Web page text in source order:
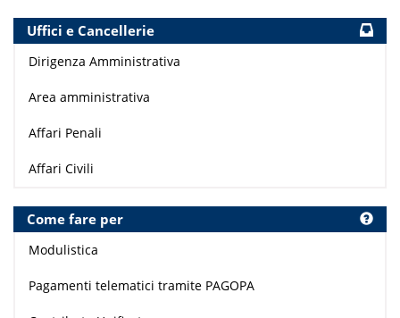
Uffici e Cancellerie
Dirigenza Amministrativa
Area amministrativa
Affari Penali
Affari Civili
Come fare per
Modulistica
Pagamenti telematici tramite PAGOPA